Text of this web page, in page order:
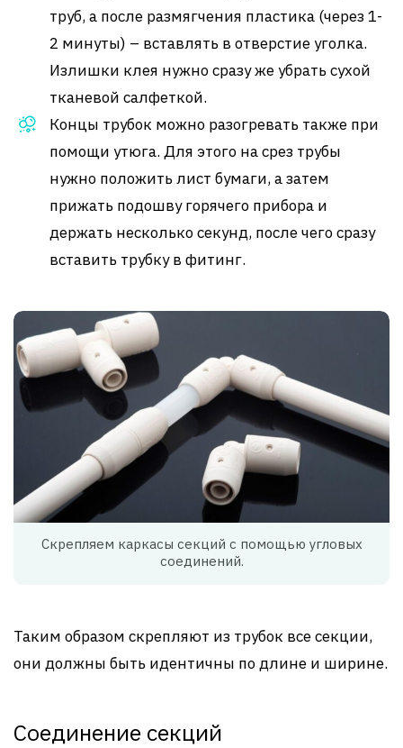
труб, а после размягчения пластика (через 1-
2 минуты) – вставлять в отверстие уголка.
Излишки клея нужно сразу же убрать сухой
тканевой салфеткой.
Концы трубок можно разогревать также при
помощи утюга. Для этого на срез трубы
нужно положить лист бумаги, а затем
прижать подошву горячего прибора и
держать несколько секунд, после чего сразу
вставить трубку в фитинг.
Скрепляем каркасы секций с помощью угловых
соединений.
Таким образом скрепляют из трубок все секции,
они должны быть идентичны по длине и ширине.
Соединение секций